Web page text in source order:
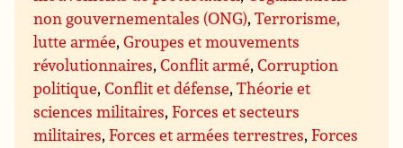
non gouvernementales (ONG),Terrorisme,
lutte armée,Groupes et mouvements
révolutionnaires,Conflit armé,Corruption
politique,Conflit et défense,Théorie et
sciences militaires,Forces et secteurs
militaires,Forces et armées terrestres,Forces